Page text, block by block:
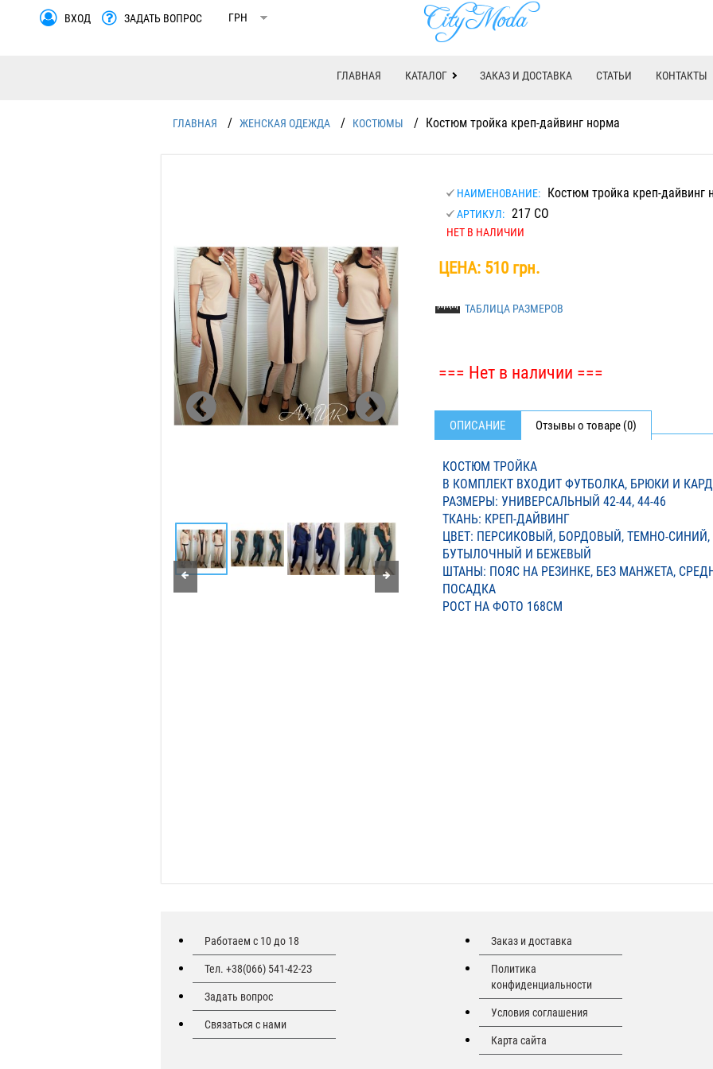
ВХОД ЗАДАТЬ ВОПРОС
ГЛАВНАЯ КАТАЛОГ ЗАКАЗ И ДОСТАВКА СТАТЬИ КОНТАКТЫ
ГЛАВНАЯ / ЖЕНСКАЯ ОДЕЖДА / КОСТЮМЫ / Костюм тройка креп-дайвинг норма
НАИМЕНОВАНИЕ: Костюм тройка креп-дайвинг
АРТИКУЛ: 217 СО
НЕТ В НАЛИЧИИ
ЦЕНА: 510 грн.
ТАБЛИЦА РАЗМЕРОВ
=== Нет в наличии ===
ОПИСАНИЕ Отзывы о товаре (0)
КОСТЮМ ТРОЙКА
В КОМПЛЕКТ ВХОДИТ ФУТБОЛКА, БРЮКИ И
РАЗМЕРЫ: УНИВЕРСАЛЬНЫЙ 42-44, 44-46
ТКАНЬ: КРЕП-ДАЙВИНГ
ЦВЕТ: ПЕРСИКОВЫЙ, БОРДОВЫЙ, ТЕМНО-СИНИЙ,
БУТЫЛОЧНЫЙ И БЕЖЕВЫЙ
ШТАНЫ: ПОЯС НА РЕЗИНКЕ, БЕЗ МАНЖЕТА,
ПОСАДКА
РОСТ НА ФОТО 168СМ
Работаем с 10 до 18
Тел. +38(066) 541-42-2З
Задать вопрос
Связаться с нами
Заказ и доставка
Политика
конфиденциальности
Условия соглашения
Карта сайта